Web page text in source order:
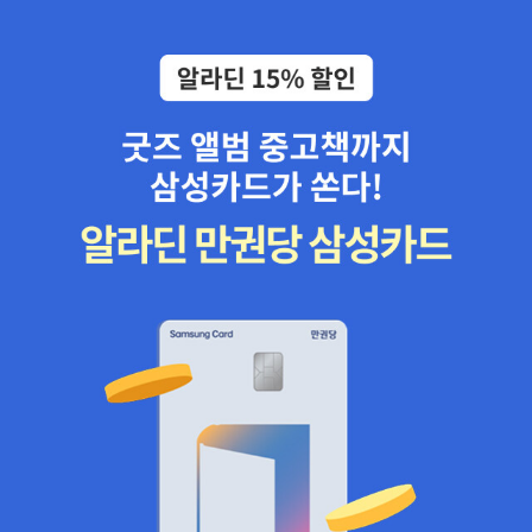
르게 될 것이라고 자신합니다. 그리고 그 길은 진정한 자아를 찾는 길
이며, 옆 사람을 사랑하는 특권을 누리게 되는 모험의 길이라고 합니
다. 그리고, 이제 지금도 우리의 마음문을 두드리고 계시는 주님께 문
을 열고 그 분을 주님으로 모시는 결단을 분명히 하라고 촉구합니다.
저자가 그랬던 것처럼 말이지요. 사실 저는 4영리에 대해 아쉬운 마
음을 많이 가지고 있습니다. 물론 쉽고 분명하고 빠르게 복음을 전하
려는 선한의도는 잘 알지만, 너무 쉽게 복음을 단순화해서 그냥 영접
는 이야기할 수 없지만 동시에 신앙을 그렇게 간단한 통과의례로 격
하시켜서 명목상의 그리스도인을 많이 만들어낸면도 있지 않을까
요? 사실 그리스도인이 되려면 고민해야 합니다. 우리가 내려야 하는
결단이 쉬운 것이 아니기 때문입니다. 모든 것이 믿어지지 않을 수 있
습니다. 또 두렵기도 합니다. 또는 우리 스스로가 너무 부족해서 예수
님을 받아들인다는 것 자체가 부담스러울 수도 있습니다. 그런데, 사
ons) 60. St Francis de Sales, <Introduction to the Devout Life>
61. 스탠리 하우어워스, <평화의 나라> ​62. John Henry Newman,
Hughes, God of Surprises64. C.S.루이스, <헤아려본 슬픔>65.
새라 코클리, <God, Sexuality and the Self> 새라 코클리는 영향력
듯한데, 국내에는 <십자가>The Cross가 비아에서 소개되었다.66.
Purity of Heart is to Will One Thing) 69. John Austin Baker, Th
e Foolishness of God70 매릴린 로빈슨, 길리아드 71. Charles Will
iams, The Descent of the Dove72 Harry Williams, <The True
Wilderness>73. 도로시 세이어즈, The Man Born to be King 국내
에 꽤 많은 책이 소개된 도로시 세이어즈인데, 아직 저 책은 번역이 되
지 않았나보다.74. John V. Taylor, <The Go-Between God>75.
W.H. Vanstone, <The Stature of Waiting>77. 에밀리 디킨슨, Co